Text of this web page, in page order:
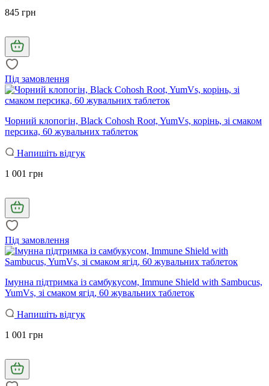
845 грн
Під замовлення
Чорний клопогін, Black Cohosh Root, YumVs, корінь, зі смаком
персика, 60 жувальних таблеток
Напишіть відгук
1 001 грн
Під замовлення
Імунна підтримка із самбукусом, Immune Shield with Sambucus,
YumVs, зі смаком ягід, 60 жувальних таблеток
Напишіть відгук
1 001 грн